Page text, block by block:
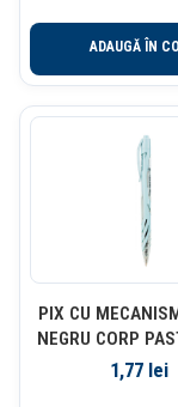
ADAUGĂ ÎN
PIX CU
NEGRU CORP
DELI
1,77 lei